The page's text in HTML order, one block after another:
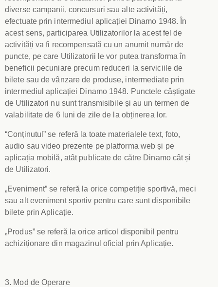
diverse campanii, concursuri sau alte activități,
efectuate prin intermediul aplicației Dinamo 1948. În
acest sens, participarea Utilizatorilor la acest fel de
activități va fi recompensată cu un anumit număr de
puncte, pe care Utilizatorii le vor putea transforma în
beneficii pecuniare precum reduceri la serviciile de
bilete sau de vânzare de produse, intermediate prin
intermediul aplicației Dinamo 1948. Punctele câștigate
de Utilizatori nu sunt transmisibile și au un termen de
valabilitate de 6 luni de zile de la obținerea lor.
“Conținutul” se referă la toate materialele text, foto,
audio sau video prezente pe platforma web și pe
aplicația mobilă, atât publicate de către Dinamo cât și
de Utilizatori.
„Eveniment” se referă la orice competiție sportivă, meci
sau alt eveniment sportiv pentru care sunt disponibile
bilete prin Aplicație.
„Produs” se referă la orice articol disponibil pentru
achiziționare din magazinul oficial prin Aplicație.
3. Mod de Operare